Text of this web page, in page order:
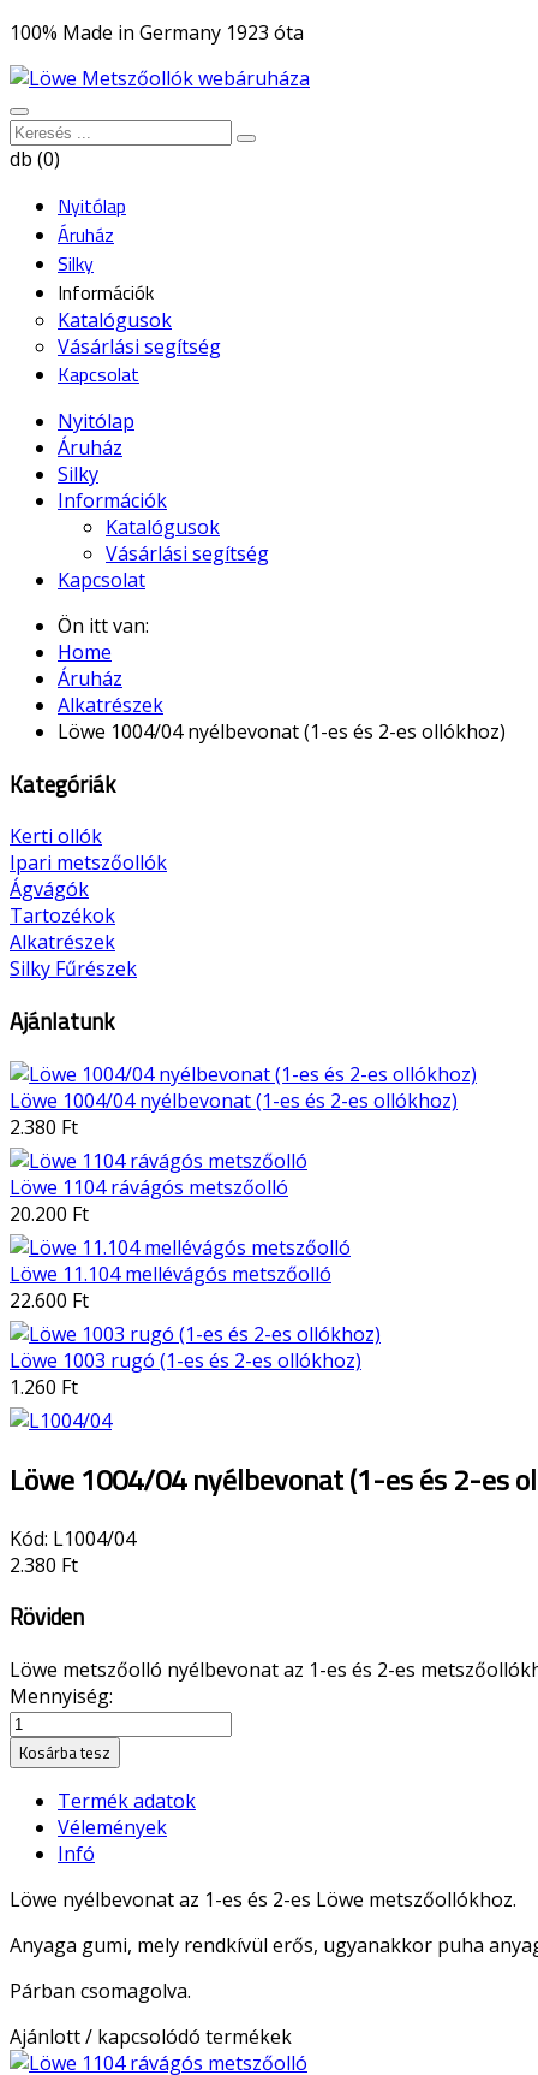
100% Made in Germany 1923 óta
db (0)
Nyitólap
Áruház
Silky
Információk
Katalógusok
Vásárlási segítség
Kapcsolat
Nyitólap
Áruház
Silky
Információk
Katalógusok
Vásárlási segítség
Kapcsolat
Ön itt van:
Home
Áruház
Alkatrészek
Löwe 1004/04 nyélbevonat (1-es és 2-es ollókhoz)
Kategóriák
Kerti ollók
Ipari metszőollók
Ágvágók
Tartozékok
Alkatrészek
Silky Fűrészek
Ajánlatunk
Löwe 1004/04 nyélbevonat (1-es és 2-es ollókhoz)
2.380 Ft
Löwe 1104 rávágós metszőolló
20.200 Ft
Löwe 11.104 mellévágós metszőolló
22.600 Ft
Löwe 1003 rugó (1-es és 2-es ollókhoz)
1.260 Ft
Löwe 1004/04 nyélbevonat (1-es és 2-es
Kód: L1004/04
2.380 Ft
Röviden
Löwe metszőolló nyélbevonat az 1-es és 2-es
Mennyiség:
Kosárba tesz
Termék adatok
Vélemények
Infó
Löwe nyélbevonat az 1-es és 2-es Löwe metszőollókhoz.
Anyaga gumi, mely rendkívül erős, ugyanakkor puha
Párban csomagolva.
Ajánlott / kapcsolódó termékek